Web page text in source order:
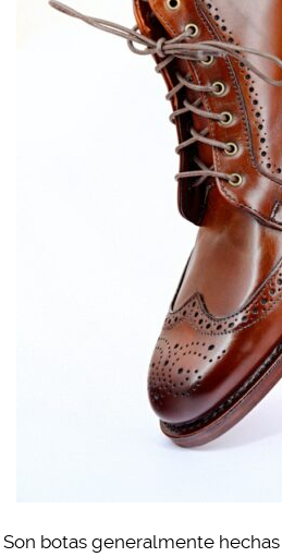
Son botas generalmente